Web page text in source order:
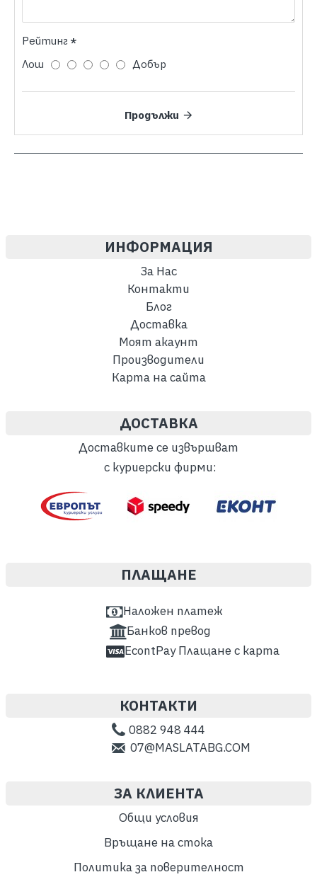
Рейтинг
Лош
Добър
Продължи
ИНФОРМАЦИЯ
За Нас
Контакти
Блог
Доставка
Моят акаунт
Производители
Карта на сайта
ДОСТАВКА
Доставките се извършват
с куриерски фирми:
ПЛАЩАНЕ
Наложен платеж
Банков превод
EcontPay Плащане с карта
КОНТАКТИ
0882 948 444
07@MASLATABG.COM
ЗА КЛИЕНТА
Общи условия
Връщане на стока
Политика за поверителност